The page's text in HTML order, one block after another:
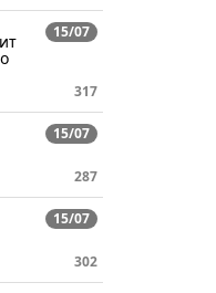
15/07
317
15/07
287
15/07
302